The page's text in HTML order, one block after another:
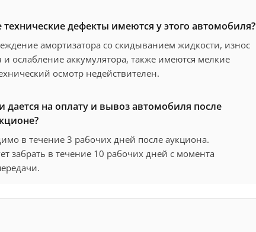
технические дефекты имеются у этого автомобиля?
амортизатора со скидыванием жидкости, износ
ослабление аккумулятора, также имеются мелкие
осмотр недействителен.
дается на оплату и вывоз автомобиля после
в течение 3 рабочих дней после аукциона.
забрать в течение 10 рабочих дней с момента